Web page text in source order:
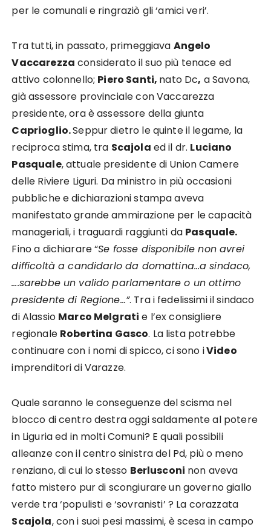
per le comunali e ringraziò gli ‘amici veri’.
Tra tutti, in passato, primeggiava Angelo
Vaccarezza considerato il suo più tenace ed
attivo colonnello; Piero Santi, nato Dc, a Savona,
già assessore provinciale con Vaccarezza
presidente, ora è assessore della giunta
Caprioglio.Seppur dietro le quinte il legame, la
reciproca stima, tra Scajola ed il dr. Luciano
Pasquale, attuale presidente di Union Camere
delle Riviere Liguri. Da ministro in più occasioni
pubbliche e dichiarazioni stampa aveva
manifestato grande ammirazione per le capacità
manageriali, i traguardi raggiunti da Pasquale.
Fino a dichiarare “Se fosse disponibile non avrei
difficoltà a candidarlo da domattina…a sindaco,
….sarebbe un valido parlamentare o un ottimo
presidente di Regione…”. Tra i fedelissimi il sindaco
di Alassio Marco Melgrati e l’ex consigliere
regionale Robertina Gasco. La lista potrebbe
continuare con i nomi di spicco, ci sono iVideo
imprenditori di Varazze.
Quale saranno le conseguenze del scisma nel
blocco di centro destra oggi saldamente al potere
in Liguria ed in molti Comuni? E quali possibili
alleanze con il centro sinistra del Pd, più o meno
renziano, di cui lo stesso Berlusconi non aveva
fatto mistero pur di scongiurare un governo giallo
verde tra ‘populisti e ‘sovranisti’ ? La corazzata
Scajola, con i suoi pesi massimi, è scesa in campo